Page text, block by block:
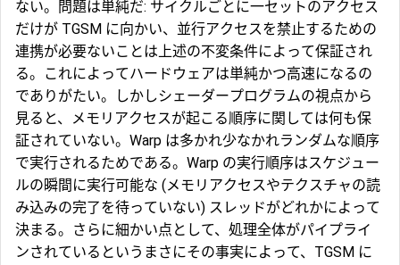
ない。問題は単純だ: サイクルごとに一セットのアクセス
だけが TGSM に向かい、並行アクセスを禁止するための
連携が必要ないことは上述の不変条件によって保証され
る。これによってハードウェアは単純かつ高速になるの
でありがたい。しかしシェーダープログラムの視点から
見ると、メモリアクセスが起こる順序に関しては何も保
証されていない。Warp は多かれ少なかれランダムな順序
で実行されるためである。Warp の実行順序はスケジュー
ルの瞬間に実行可能な (メモリアクセスやテクスチャの読
み込みの完了を待っていない) スレッドがどれかによって
決まる。さらに細かい点として、処理全体がパイプライ
ンされているというまさにその事実によって、TGSM に